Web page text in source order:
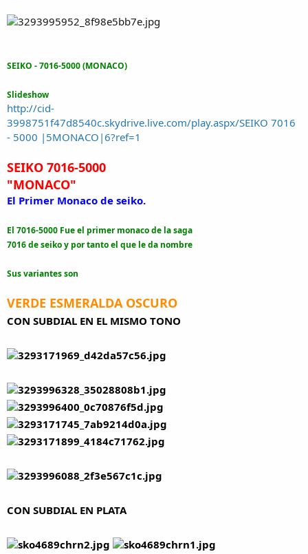
SEIKO - 7016-5000 (MONACO)
Slideshow
http://cid-
3998751f47d8540c.skydrive.live.com/play.aspx/SEIKO 7016
- 5000 |5MONACO|6?ref=1
SEIKO 7016-5000
"MONACO"
El Primer Monaco de seiko.
El 7016-5000 Fue el primer monaco de la saga
7016 de seiko y por tanto el que le da nombre
Sus variantes son
VERDE ESMERALDA OSCURO
CON SUBDIAL EN EL MISMO TONO
CON SUBDIAL EN PLATA